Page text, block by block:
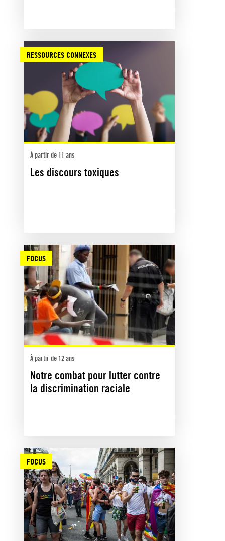
RESSOURCES CONNEXES
À partir de 11 ans
Les discours toxiques
FOCUS
À partir de 12 ans
Notre combat pour lutter contre
la discrimination raciale
FOCUS